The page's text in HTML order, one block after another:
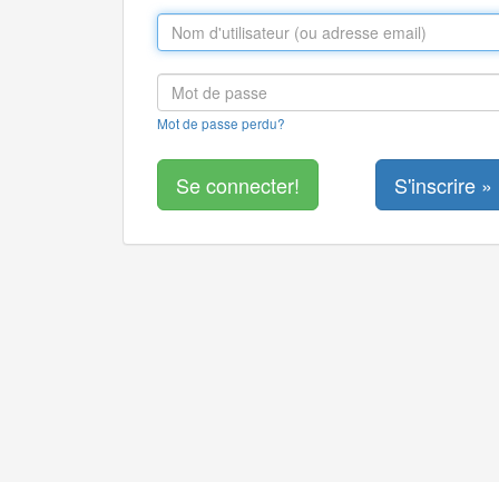
Mot de passe perdu?
S'inscrire »